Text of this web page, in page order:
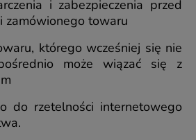
i zabezpieczenia przed
zamówionego towaru
którego wcześniej się nie
może wiązać się z
do rzetelności internetowego